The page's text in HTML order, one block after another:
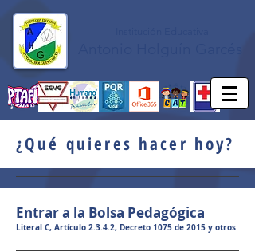
¿Qué quieres hacer hoy?
Entrar a la Bolsa Pedagógica
Literal C, Artículo 2.3.4.2, Decreto 1075 de 2015 y otros